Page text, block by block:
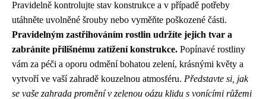
Pravidelně kontrolujte stav konstrukce a v případě potřeby
utáhněte uvolněné šrouby nebo vyměňte poškozené části.
Pravidelným zastřihováním rostlin udržíte jejich tvar a
zabráníte přílišnému zatížení konstrukce. Popínavé rostliny
vám za péči a oporu odmění bohatou zelení, krásnými květy a
vytvoří ve vaší zahradě kouzelnou atmosféru. Představte si, jak
se vaše zahrada promění v zelenou oázu klidu s vonícími růžemi